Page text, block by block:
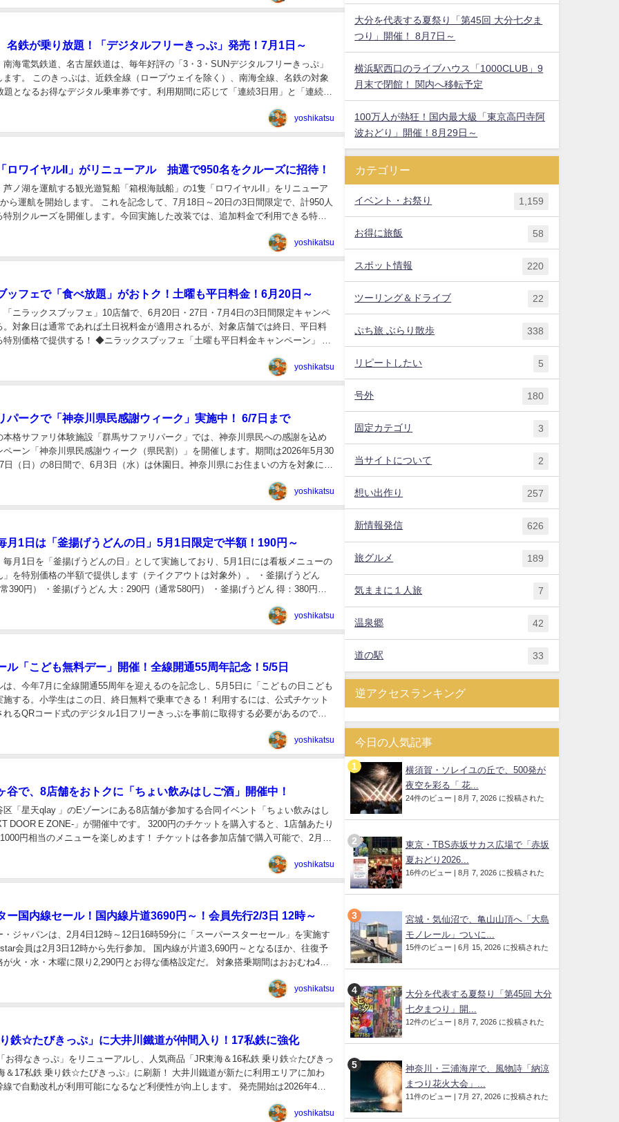
名鉄が乗り放題！「デジタルフリーきっぷ」発売！7月1日～
南海電気鉄道、名古屋鉄道は、毎年好評の「3・3・SUNデジタルフリーきっぷ」
ます。 このきっぷは、近鉄全線（ロープウェイを除く）、南海全線、名鉄の対象
題となるお得なデジタル乗車券です。利用期間に応じて「連続3日用」と「連続2
yoshikatsu
ロワイヤルII」がリニューアル 抽選で950名をクルーズに招待！
芦ノ湖を運航する観光遊覧船「箱根海賊船」の1隻「ロワイヤルII」をリニューア
ら運航を開始します。 これを記念して、7月18日～20日の3日間限定で、計950人
特別クルーズを開催します。今回実施した改装では、追加料金で利用できる特別
yoshikatsu
ッフェで「食べ放題」がおトク！土曜も平日料金！6月20日～
「ニラックスブッフェ」10店舗で、6月20日・27日・7月4日の3日間限定キャンペ
。対象日は通常であれば土日祝料金が適用されるが、対象店舗では終日、平日料
特別価格で提供する！ ◆ニラックスブッフェ「土曜も平日料金キャンペーン」 ＜
yoshikatsu
パークで「神奈川県民感謝ウィーク」実施中！ 6/7日まで
本格サファリ体験施設「群馬サファリパーク」では、神奈川県民への感謝を込め
ペーン「神奈川県民感謝ウィーク（県民割）」を開催します。期間は2026年5月30
日（日）の8日間で、6月3日（水）は休園日。神奈川県にお住まいの方を対象に、
yoshikatsu
月1日は「釜揚げうどんの日」5月1日限定で半額！190円～
毎月1日を「釜揚げうどんの日」として実施しており、5月1日には看板メニューの
」を特別価格の半額で提供します（テイクアウトは対象外）。 ・釜揚げうどん
390円） ・釜揚げうどん 大：290円（通常580円） ・釜揚げうどん 得：380円
yoshikatsu
ル「こども無料デー」開催！全線開通55周年記念！5/5日
は、今年7月に全線開通55周年を迎えるのを記念し、5月5日に「こどもの日こども
施する。小学生はこの日、終日無料で乗車できる！ 利用するには、公式チケット
れるQRコード式のデジタル1日フリーきっぷを事前に取得する必要があるので注
yoshikatsu
谷で、8店舗をおトクに「ちょい飲みはしご酒」開催中！
区「星天qlay 」のEゾーンにある8店舗が参加する合同イベント「ちょい飲みはし
DOOR E ZONE‐」が開催中です。 3200円のチケットを購入すると、1店舗あたり
円相当のメニューを楽しめます！ チケットは各参加店舗で購入可能で、2月21
yoshikatsu
ー国内線セール！国内線片道3690円～！会員先行2/3日 12時～
・ジャパンは、2月4日12時～12日16時59分に「スーパースターセール」を実施す
会員は2月3日12時から先行参加。 国内線が片道3,690円～となるほか、往復予
が火・水・木曜に限り2,290円とお得な価格設定だ。 対象搭乗期間はおおむね4～6
yoshikatsu
鉄☆たびきっぷ」に大井川鐵道が仲間入り！17私鉄に強化
お得なきっぷ」をリニューアルし、人気商品「JR東海＆16私鉄 乗り鉄☆たびきっ
＆17私鉄 乗り鉄☆たびきっぷ」に刷新！ 大井川鐵道が新たに利用エリアに加わ
線で自動改札が利用可能になるなど利便性が向上します。 発売開始は2026年4月1
yoshikatsu
大分を代表する夏祭り「第45回 大分七夕ま
つり」開催！ 8月7日～
横浜駅西口のライブハウス「1000CLUB」9
月末で閉館！ 関内へ移転予定
100万人が熱狂！国内最大級「東京高円寺阿
波おどり」開催！8月29日～
カテゴリー
イベント・お祭り 1,159
お得に旅飯 58
スポット情報 220
ツーリング＆ドライブ 22
ぷち旅 ぶらり散歩 338
リピートしたい 5
号外 180
固定カテゴリ 3
当サイトについて 2
想い出作り 257
新情報発信 626
旅グルメ 189
気ままに１人旅 7
温泉郷 42
道の駅 33
逆アクセスランキング
今日の人気記事
横須賀・ソレイユの丘で、500発が
夜空を彩る「 花...
24件のビュー | 8月 7, 2026 に投稿された
東京・TBS赤坂サカス広場で「赤坂
夏おどり2026...
16件のビュー | 8月 7, 2026 に投稿された
宮城・気仙沼で、亀山山頂へ「大島
モノレール」ついに...
15件のビュー | 6月 15, 2026 に投稿された
大分を代表する夏祭り「第45回 大分
七夕まつり」開...
12件のビュー | 8月 7, 2026 に投稿された
神奈川・三浦海岸で、風物詩「納涼
まつり花火大会」...
11件のビュー | 7月 27, 2026 に投稿された